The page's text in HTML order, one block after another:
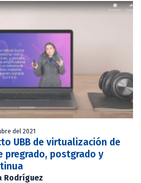
del 2021
UBB de virtualización de
pregrado, postgrado y
Rodríguez